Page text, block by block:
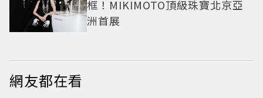
框！MIKIMOTO頂級珠寶北京亞
洲首展
網友都在看